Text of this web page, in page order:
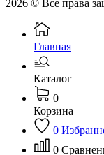
2026 © Все права
Главная
Каталог
0
Корзина
0
0